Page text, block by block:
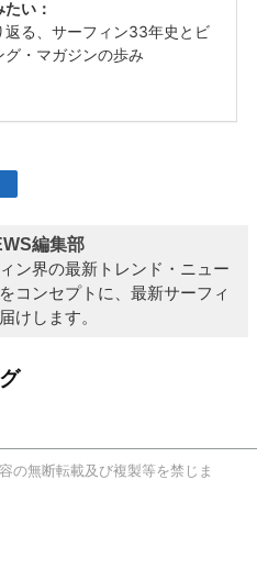
編集部
ン界の最新トレンド・ニュー
コンセプトに、最新サーフィ
けします。
の無断転載及び複製等を禁じま